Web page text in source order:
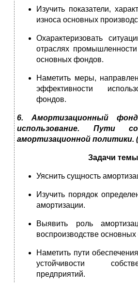
Изучить показатели,
износа основных
Охарактеризовать
отраслях
основных фондов.
Наметить меры,
эффективности
фондов.
6. Амортизационный
использование. Пути
амортизационной политики.
Задачи
Уяснить сущность
Изучить порядок
амортизации.
Выявить роль
воспроизводстве
Наметить пути
устойчивости
предприятий.